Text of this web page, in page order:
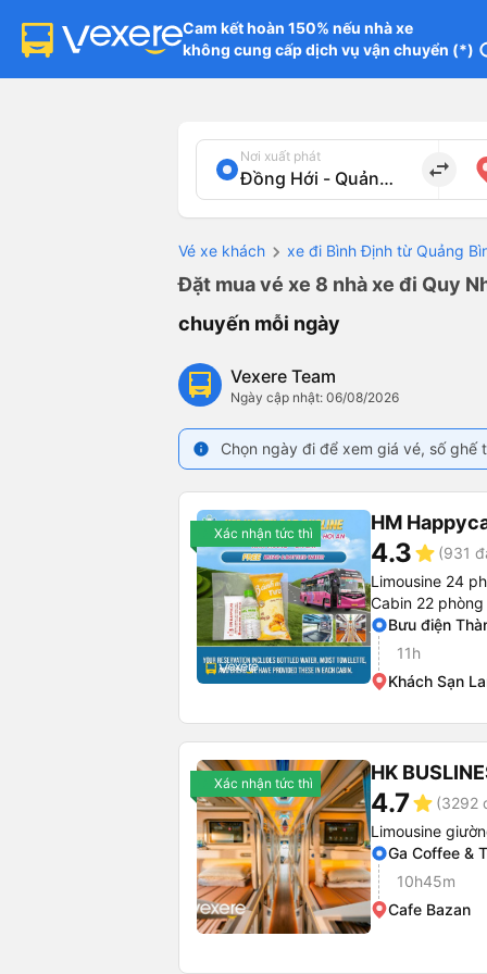
Cam kết hoàn 150% nếu nhà xe
không cung cấp dịch vụ vận chuyển (*)
Nơi xuất phát
import_export
Vé xe khách xe đi Bình Định từ Quảng
Đặt mua vé xe 8 nhà xe đi Quy
chuyến mỗi ngày
Vexere Team
Ngày cập nhật: 06/08/2026
info Chọn ngày đi để xem giá vé, số
Xác nhận tức thì HM
4.3star (931
Limousine 24
Cabin 22 phòng
Bưu điện
11h
Khách Sạn
Xác nhận tức thì HK
4.7star (3292
Limousine
Ga Coffee &
10h45m
Cafe Bazan